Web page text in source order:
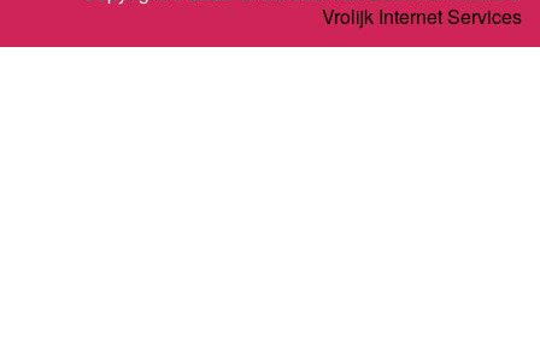
Vrolijk Internet Services